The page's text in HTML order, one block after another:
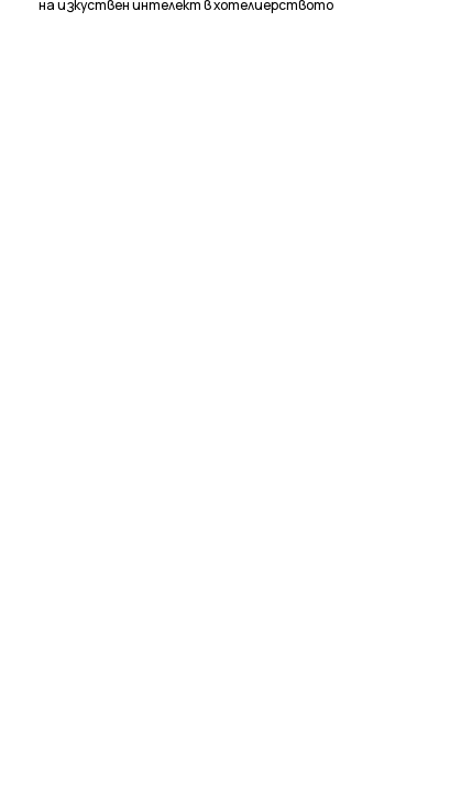
на изкуствен интелект в хотелиерството